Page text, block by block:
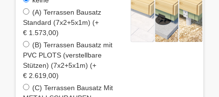
(A) Terrassen Bausatz
Standard (7x2+5x1m) (+
€ 1.573,00)
(B) Terrassen Bausatz mit
PVC PLOTS (verstellbare
Stützen) (7x2+5x1m) (+
€ 2.619,00)
(C) Terrassen Bausatz Mit